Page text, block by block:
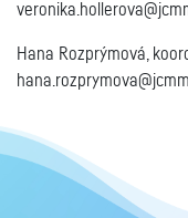
Hana Rozprýmová,